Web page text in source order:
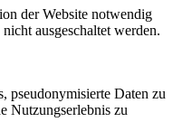
der Website notwendig
ausgeschaltet werden.
pseudonymisierte Daten zu
Nutzungserlebnis zu